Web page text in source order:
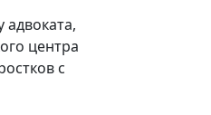
центра
с